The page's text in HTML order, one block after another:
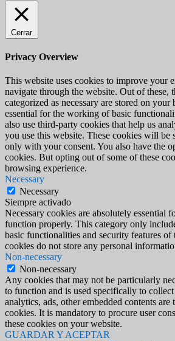
Cerrar
Privacy Overview
This website uses cookies to improve your
navigate through the website. Out of these,
categorized as necessary are stored on your
essential for the working of basic
also use third-party cookies that help us
you use this website. These cookies will be
only with your consent. You also have the
cookies. But opting out of some of these
browsing experience.
Necessary
Necessary
Siempre activado
Necessary cookies are absolutely essential
function properly. This category only
basic functionalities and security features of
cookies do not store any personal
Non-necessary
Non-necessary
Any cookies that may not be particularly
to function and is used specifically to collect
analytics, ads, other embedded contents are
cookies. It is mandatory to procure user
these cookies on your website.
GUARDAR Y ACEPTAR